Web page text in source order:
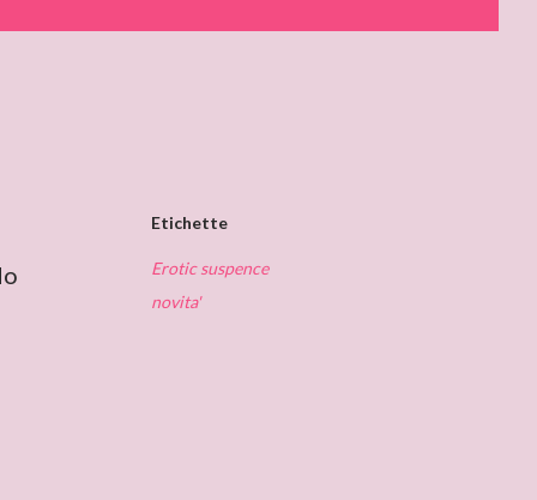
Etichette
Erotic suspence
novita'